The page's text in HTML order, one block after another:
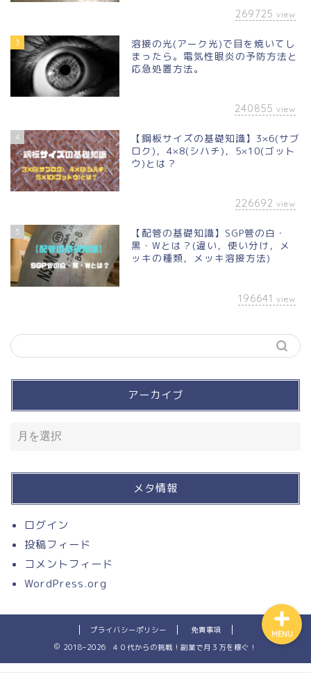
269725 view
3
溶接の光(アーク光)で目を焼いてし
まったら。電気性眼炎の予防方法と
応急処置方法。
240855 view
4
【鋼板サイズの基礎知識】3×6(サブ
ロク)，4×8(シハチ)，5×10(ゴット
ウ)とは？
226692 view
5
【配管の基礎知識】SGP管の白・
黒・Wとは？(違い，使い分け，メ
ッキの種類，メッキ溶接方法)
196641 view
アーカイブ
メタ情報
ログイン
投稿フィード
コメントフィード
WordPress.org
プライバシーポリシー
免責事項
2018–2026 ４０代からの挑戦！副業で月３万を稼ぐ！
MENU
ス